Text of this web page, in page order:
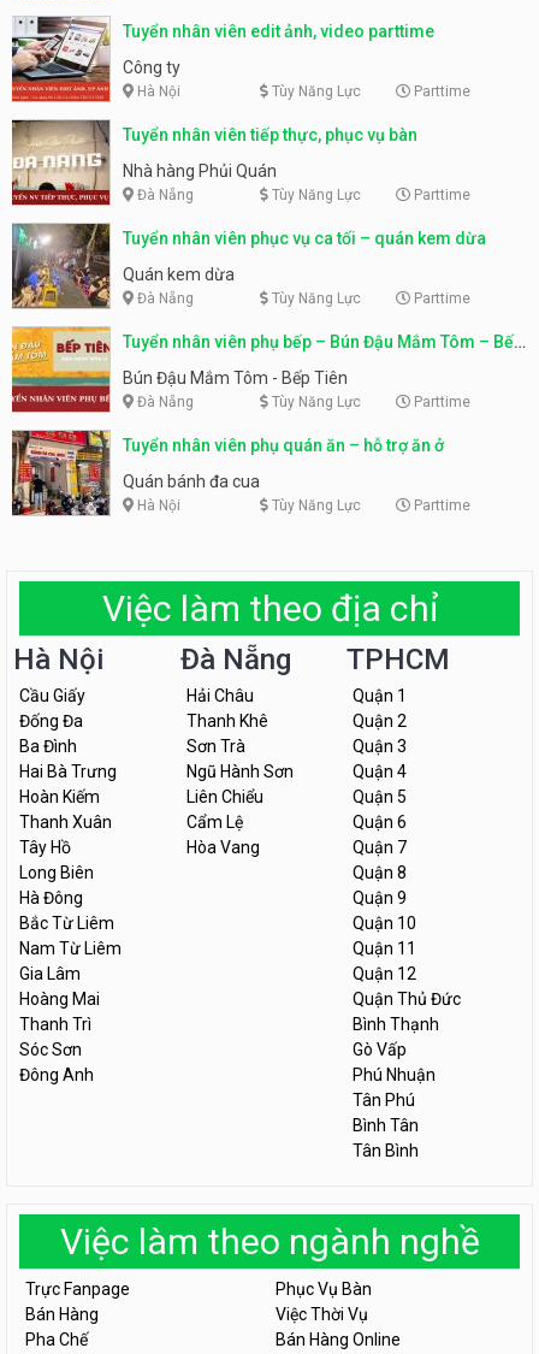
Tuyển nhân viên edit ảnh, video parttime
Công ty
Hà Nội Tùy Năng Lực Parttime
Tuyển nhân viên tiếp thực, phục vụ bàn
Nhà hàng Phủi Quán
Đà Nẵng Tùy Năng Lực Parttime
Tuyển nhân viên phục vụ ca tối – quán kem dừa
Quán kem dừa
Đà Nẵng Tùy Năng Lực Parttime
Tuyển nhân viên phụ bếp – Bún Đậu Mắm Tôm – Bếp
Tiên
Bún Đậu Mắm Tôm - Bếp Tiên
Đà Nẵng Tùy Năng Lực Parttime
Tuyển nhân viên phụ quán ăn – hỗ trợ ăn ở
Quán bánh đa cua
Hà Nội Tùy Năng Lực Parttime
Việc làm theo địa chỉ
Hà Nội
Cầu Giấy
Đống Đa
Ba Đình
Hai Bà Trưng
Hoàn Kiếm
Thanh Xuân
Tây Hồ
Long Biên
Hà Đông
Bắc Từ Liêm
Nam Từ Liêm
Gia Lâm
Hoàng Mai
Thanh Trì
Sóc Sơn
Đông Anh
Đà Nẵng
Hải Châu
Thanh Khê
Sơn Trà
Ngũ Hành Sơn
Liên Chiểu
Cẩm Lệ
Hòa Vang
TPHCM
Quận 1
Quận 2
Quận 3
Quận 4
Quận 5
Quận 6
Quận 7
Quận 8
Quận 9
Quận 10
Quận 11
Quận 12
Quận Thủ Đức
Bình Thạnh
Gò Vấp
Phú Nhuận
Tân Phú
Bình Tân
Tân Bình
Việc làm theo ngành nghề
Trực Fanpage
Phục Vụ Bàn
Bán Hàng
Việc Thời Vụ
Pha Chế
Bán Hàng Online